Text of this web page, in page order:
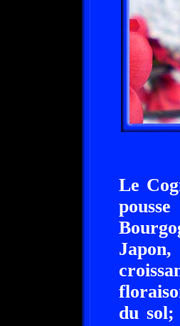
Le
du